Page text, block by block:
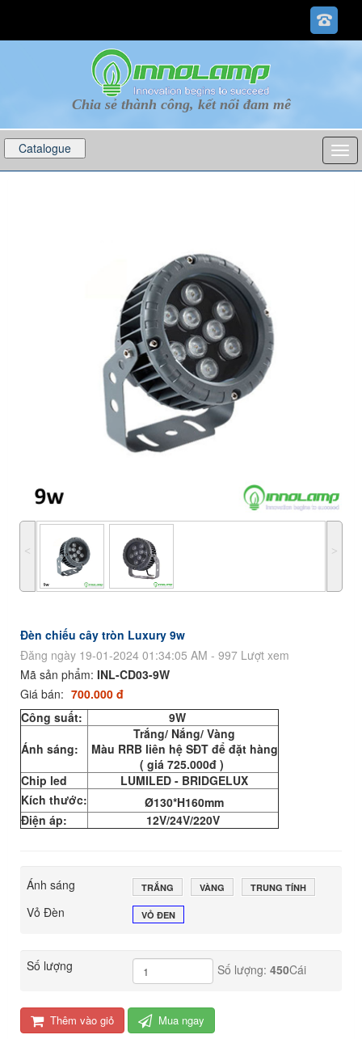
Chia sẻ thành công, kết nối đam mê
Catalogue p
˂ ˃
Đèn chiếu cây tròn Luxury 9w
Đăng ngày 19-01-2024 01:34:05 AM - 997 Lượt xem
Mã sản phẩm: INL-CD03-9W
Giá bán: 700.000 đ
Công suất:
9W
Ánh sáng:
Trắng/ Nắng/ Vàng
Màu RRB liên hệ SĐT để đặt hàng
( giá 725.000đ )
Chip led
LUMILED - BRIDGELUX
Kích thước:
Ø130*H160mm
Điện áp:
12V/24V/220V
Ánh sáng TRẮNG VÀNG TRUNG TÍNH
Vỏ Đèn VỎ ĐEN
Số lượng Số lượng: 450Cái
Thêm vào giỏ Mua ngay